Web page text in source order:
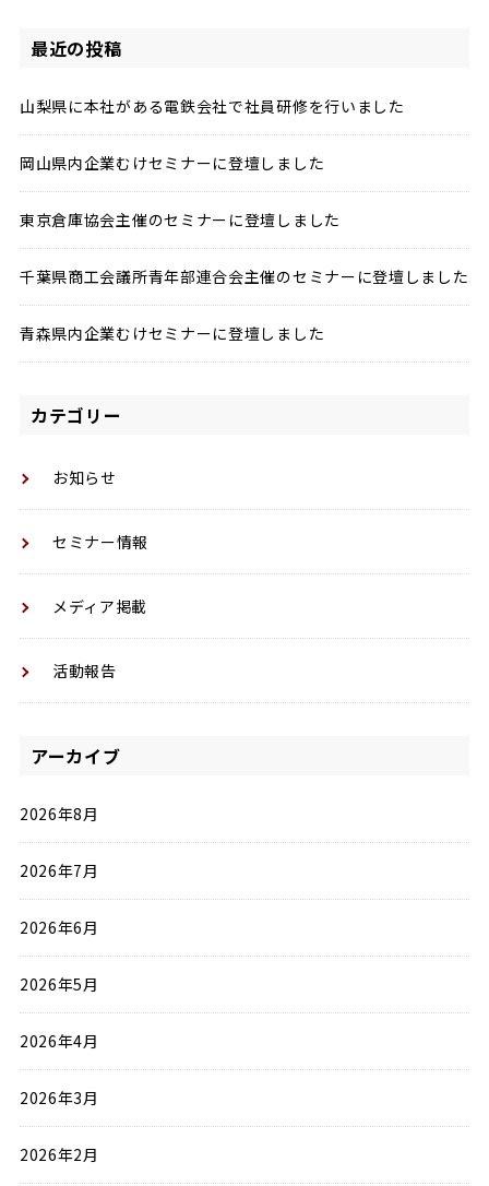
最近の投稿
山梨県に本社がある電鉄会社で社員研修を行いました
岡山県内企業むけセミナーに登壇しました
東京倉庫協会主催のセミナーに登壇しました
千葉県商工会議所青年部連合会主催のセミナーに登壇しました
青森県内企業むけセミナーに登壇しました
カテゴリー
お知らせ
セミナー情報
メディア掲載
活動報告
アーカイブ
2026年8月
2026年7月
2026年6月
2026年5月
2026年4月
2026年3月
2026年2月